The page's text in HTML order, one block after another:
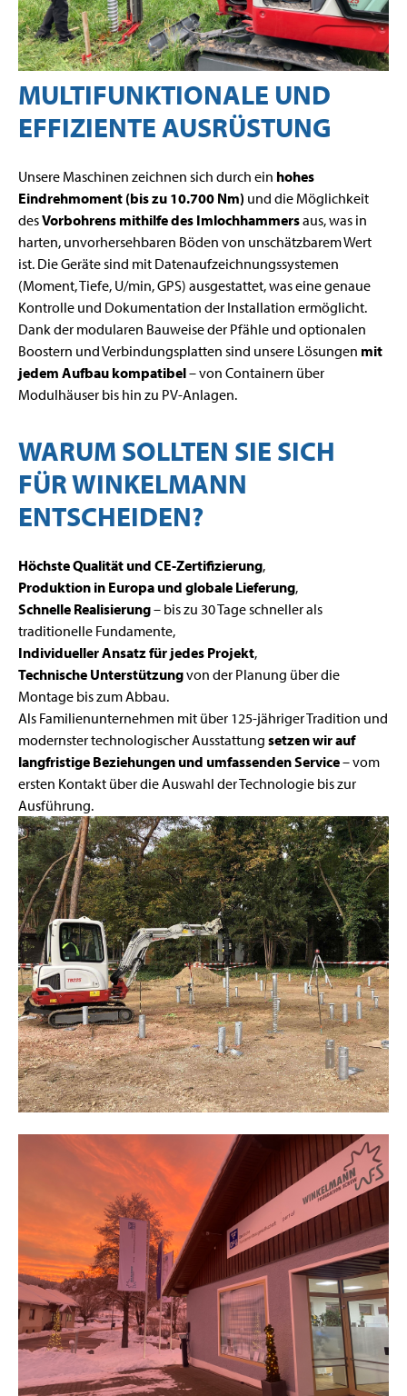
MULTIFUNKTIONALE UND
EFFIZIENTE AUSRÜSTUNG
Unsere Maschinen zeichnen sich durch ein hohes
Eindrehmoment (bis zu 10.700 Nm) und die Möglichkeit
desVorbohrens mithilfe des Imlochhammersaus, was in
harten, unvorhersehbaren Böden von unschätzbarem Wert
ist. Die Geräte sind mit Datenaufzeichnungssystemen
(Moment, Tiefe, U/min, GPS) ausgestattet, was eine genaue
Kontrolle und Dokumentation der Installation ermöglicht.
Dank der modularen Bauweise der Pfähle und optionalen
Boostern und Verbindungsplatten sind unsere Lösungen mit
jedem Aufbau kompatibel– von Containern über
Modulhäuser bis hin zu PV-Anlagen.
WARUM SOLLTEN SIE SICH
FÜR WINKELMANN
ENTSCHEIDEN?
Höchste Qualität und CE-Zertifizierung,
Produktion in Europa und globale Lieferung,
Schnelle Realisierung– bis zu 30 Tage schneller als
traditionelle Fundamente,
Individueller Ansatz für jedes Projekt,
Technische Unterstützungvon der Planung über die
Montage bis zum Abbau.
Als Familienunternehmen mit über 125-jähriger Tradition und
modernster technologischer Ausstattung setzen wir auf
langfristige Beziehungen und umfassenden Service– vom
ersten Kontakt über die Auswahl der Technologie bis zur
Ausführung.